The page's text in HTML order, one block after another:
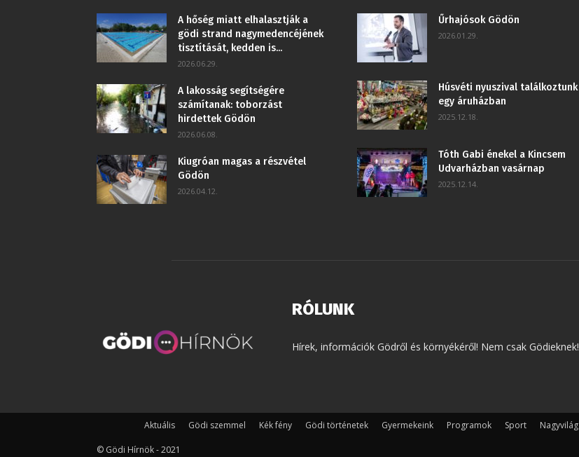
A hőség miatt elhalasztják a
gödi strand nagymedencéjének
tisztítását, kedden is...
2026.06.29.
A lakosság segítségére
számítanak: toborzást
hirdettek Gödön
2026.06.08.
Kiugróan magas a részvétel
Gödön
2026.04.12.
Űrhajósok Gödön
2026.01.29.
Húsvéti nyuszival találkoztunk
egy áruházban
2025.12.18.
Tóth Gabi énekel a Kincsem
Udvarházban vasárnap
2025.12.14.
RÓLUNK
Hírek, információk Gödről és környékéről! Nem csak Gödieknek!
Aktuális Gödi szemmel Kék fény Gödi történetek Gyermekeink Programok Sport Nagyvilág
© Gödi Hírnök - 2021